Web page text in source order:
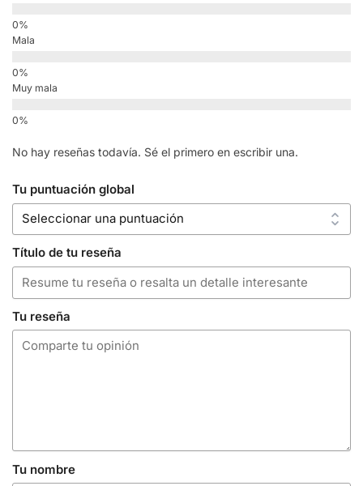
Mala
Muy mala
No hay reseñas todavía. Sé el primero en escribir una.
Tu puntuación global
Título de tu reseña
Tu reseña
Tu nombre